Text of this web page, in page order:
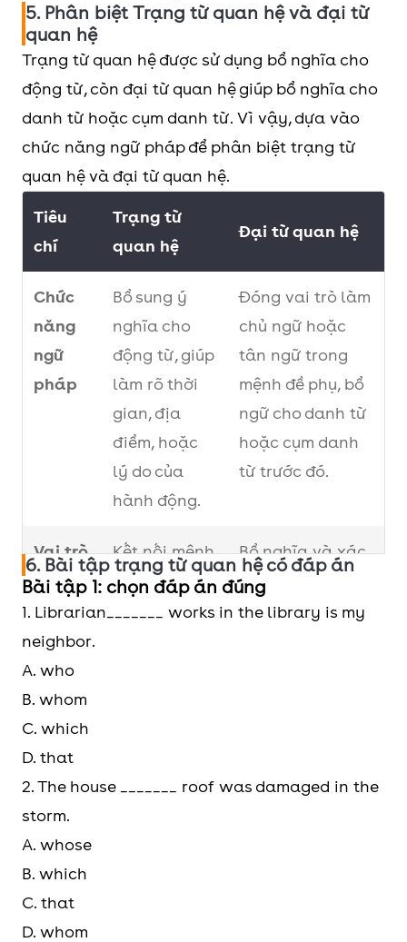
5. Phân biệt Trạng từ quan hệ và đại từ
quan hệ
Trạng từ quan hệ được sử dụng bổ nghĩa cho
động từ, còn đại từ quan hệ giúp bổ nghĩa cho
danh từ hoặc cụm danh từ. Vì vậy, dựa vào
chức năng ngữ pháp để phân biệt trạng từ
quan hệ và đại từ quan hệ.
Tiêu
chí
Trạng từ
quan hệ
Đại từ quan hệ
Chức
năng
ngữ
pháp
Bổ sung ý
nghĩa cho
động từ, giúp
làm rõ thời
gian, địa
điểm, hoặc
lý do của
hành động.
Đóng vai trò làm
chủ ngữ hoặc
tân ngữ trong
mệnh đề phụ, bổ
ngữ cho danh từ
hoặc cụm danh
từ trước đó.
Vai trò
Kết nối mệnh
đề chính với
mệnh đề phụ
Bổ nghĩa và xác
định rõ đối
tượng, sự việc
Mệnh
đề phù
hợp
6. Bài tập trạng từ quan hệ có đáp án
Bài tập 1: chọn đáp án đúng
1. Librarian_______ works in the library is my
neighbor.
A. who
B. whom
C. which
D. that
2. The house _______ roof was damaged in the
storm.
A. whose
B. which
C. that
D. whom